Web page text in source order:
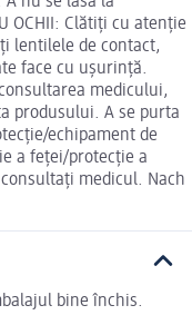
OCHII: Clătiți cu atenție
lentilele de contact,
face cu ușurință.
medicului,
produsului. A se purta
echipament de
a feței/protecție a
medicul. Nach
bine închis.